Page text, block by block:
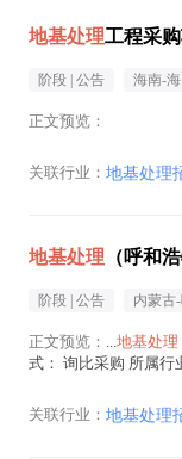
地基处理工程采
阶段 | 公告 海南-海
正文预览：
关联行业： 地基处理
地基处理 （呼和
阶段 | 公告 内蒙古
正文预览： ...地基处理
式： 询比采购 所属行
关联行业： 地基处理